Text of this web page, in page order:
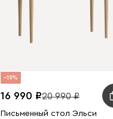
19
16 990 20 990
Письменный стол Эльси